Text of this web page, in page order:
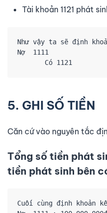
Tài khoản 1121 phát
Như vậy ta sẽ định
Nợ  1111
Có 1121
5. GHI SỐ TIỀN
Căn cứ vào nguyên tắc
Tổng số tiền phát
tiền phát sinh bên
Cuối cùng định khoản